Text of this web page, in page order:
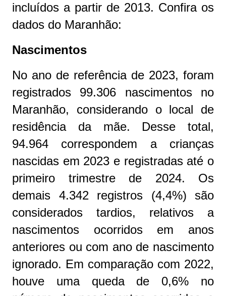
incluídos a partir de 2013. Confira os
dados do Maranhão:
Nascimentos
No ano de referência de 2023, foram
registrados 99.306 nascimentos no
Maranhão, considerando o local de
residência da mãe. Desse total,
94.964 correspondem a crianças
nascidas em 2023 e registradas até o
primeiro trimestre de 2024. Os
demais 4.342 registros (4,4%) são
considerados tardios, relativos a
nascimentos ocorridos em anos
anteriores ou com ano de nascimento
ignorado. Em comparação com 2022,
houve uma queda de 0,6% no